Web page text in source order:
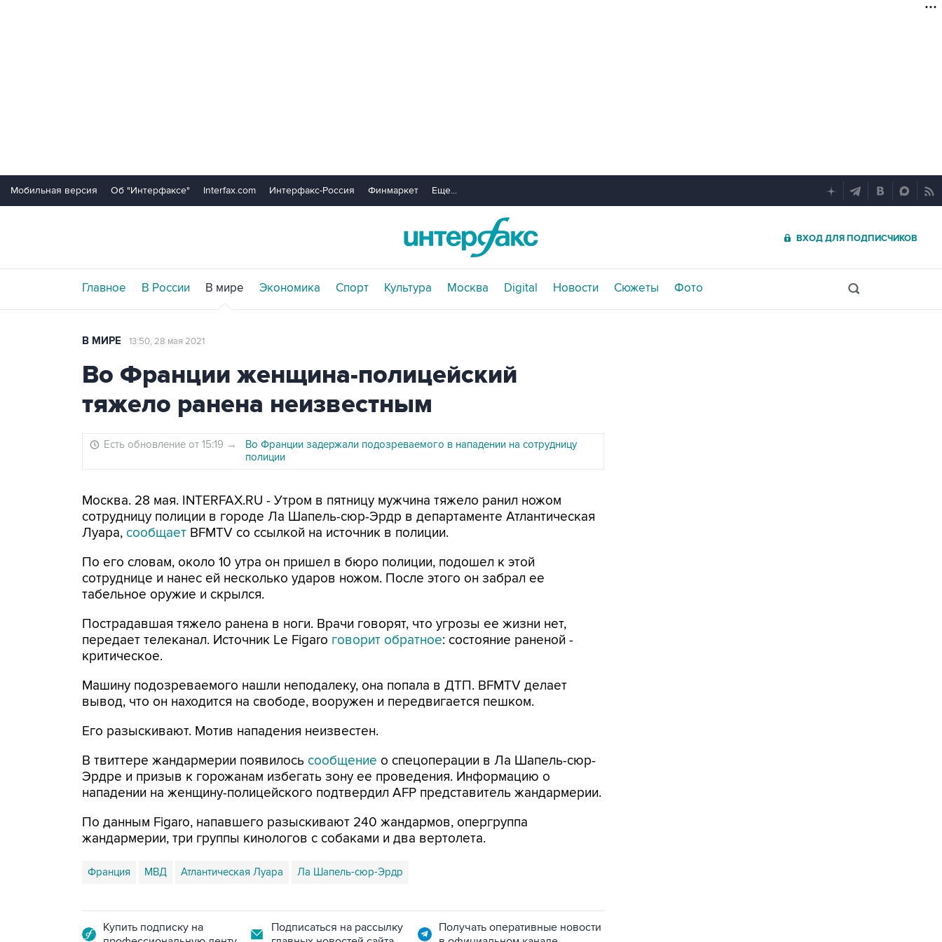
Мобильная версия Об "Интерфаксе" Interfax.com Интерфакс-Россия Финмаркет Еще...
ВХОД ДЛЯ ПОДПИСЧИКОВ
Главное В России В мире Экономика Спорт Культура Москва Digital Новости Сюжеты Фото
В МИРЕ 13:50, 28 мая 2021
Во Франции женщина-полицейский
тяжело ранена неизвестным
Есть обновление от 15:19 →
Во Франции задержали подозреваемого в нападении на сотрудницу
полиции
Москва. 28 мая. INTERFAX.RU - Утром в пятницу мужчина тяжело ранил ножом
сотрудницу полиции в городе Ла Шапель-сюр-Эрдр в департаменте Атлантическая
Луара, сообщает BFMTV со ссылкой на источник в полиции.
По его словам, около 10 утра он пришел в бюро полиции, подошел к этой
сотруднице и нанес ей несколько ударов ножом. После этого он забрал ее
табельное оружие и скрылся.
Пострадавшая тяжело ранена в ноги. Врачи говорят, что угрозы ее жизни нет,
передает телеканал. Источник Le Figaro говорит обратное: состояние раненой -
критическое.
Машину подозреваемого нашли неподалеку, она попала в ДТП. BFMTV делает
вывод, что он находится на свободе, вооружен и передвигается пешком.
Его разыскивают. Мотив нападения неизвестен.
В твиттере жандармерии появилось сообщение о спецоперации в Ла Шапель-сюр-
Эрдре и призыв к горожанам избегать зону ее проведения. Информацию о
нападении на женщину-полицейского подтвердил АFP представитель жандармерии.
По данным Figaro, напавшего разыскивают 240 жандармов, опергруппа
жандармерии, три группы кинологов с собаками и два вертолета.
Франция МВД Атлантическая Луара Ла Шапель-сюр-Эрдр
Купить подписку на
Подписаться на рассылку
Получать оперативные новости